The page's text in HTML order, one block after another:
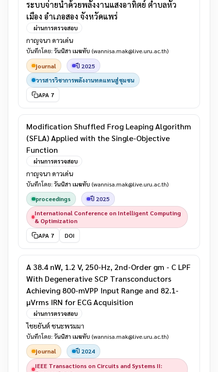
ระบบจ่ายน้ำด้วยพลังงานแสงอาทิตย์ ตำบลหัว
เมือง อำเภอสอง จังหวัดแพร่
ผ่านการตรวจสอบ
กาญจนา ดาวเด่น
บันทึกโดย: วันนิสา เมฆทับ (wannisa.mak@live.uru.ac.th)
journal
ปี 2025
วารสารวิชาการพลังงานทดแทนสู่ชุมชน
APA 7
Modification Shuffled Frog Leaping Algorithm
(SFLA) Applied with the Single-Objective
Function
ผ่านการตรวจสอบ
กาญจนา ดาวเด่น
บันทึกโดย: วันนิสา เมฆทับ (wannisa.mak@live.uru.ac.th)
proceedings
ปี 2025
International Conference on Intelligent Computing
& Optimization
APA 7
DOI
A 38.4 nW, 1.2 V, 250-Hz, 2nd-Order gm - C LPF
With Degenerative SCP Transconductors
Achieving 800-mVPP Input Range and 82.1-
μVrms IRN for ECG Acquisition
ผ่านการตรวจสอบ
ไชยยันต์ ชนะพรมมา
บันทึกโดย: วันนิสา เมฆทับ (wannisa.mak@live.uru.ac.th)
journal
ปี 2024
IEEE Transactions on Circuits and Systems II: